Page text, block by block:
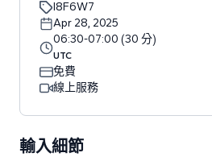
I8F6W7
Apr 28, 2025
06:30-07:00 (30 分)
UTC
免費
線上服務
輸入細節